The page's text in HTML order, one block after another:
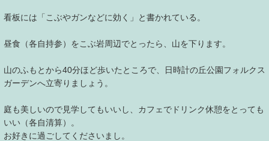
看板には「こぶやガンなどに効く」と書かれている。
昼食（各自持参）をこぶ岩周辺でとったら、山を下ります。
山のふもとから40分ほど歩いたところで、日時計の丘公園フォルクス
ガーデンへ立寄りましょう。
庭も美しいので見学してもいいし、カフェでドリンク休憩をとっても
いい（各自清算）。
お好きに過ごしてくださいまし。